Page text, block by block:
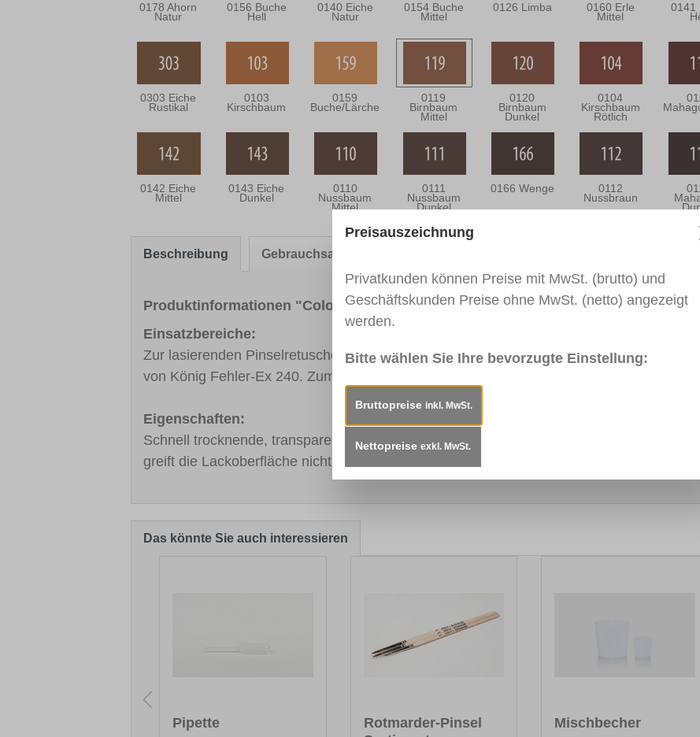
0178 Ahorn
Natur
0156 Buche
Hell
0140 Eiche
Natur
0154 Buche
Mittel
0126 Limba 0160 Erle
Mittel
0141
0303 Eiche
Rustikal
0103
Kirschbaum
0159
Buche/Lärche
0119
Birnbaum
Mittel
0120
Birnbaum
Dunkel
0104
Kirschbaum
Rötlich
0142 Eiche
Mittel
0143 Eiche
Dunkel
0110
Nussbaum
Mittel
0111
Nussbaum
Dunkel
0166 Wenge 0112
Nussbraun
Beschreibung Gebrauchsanweisung
Produktinformationen "Color-Tinktur, 28ml"
Einsatzbereiche:
Zur lasierenden Pinselretusche von feinsten Maserungen. Zum Nachfüllen der König
von König Fehler-Ex 240. Zum Einfärben von König Rex-Lith Transparent 151 und Holz
Eigenschaften:
Schnell trocknende, transparente Lasur. Haftet auf allen sauberen, fettfreien
greift die Lackoberfläche nicht an. Farbauftrag ist wisch- und wasserfest. Nicht geeignet
Das könnte Sie auch interessieren
Pipette
Rotmarder-Pinsel
Mischbecher
Preisauszeichnung
Privatkunden können Preise mit MwSt. (brutto) und
Geschäftskunden Preise ohne MwSt. (netto) angezeigt
werden.
Bitte wählen Sie Ihre bevorzugte Einstellung:
Bruttopreise inkl. MwSt.
Nettopreise exkl. MwSt.